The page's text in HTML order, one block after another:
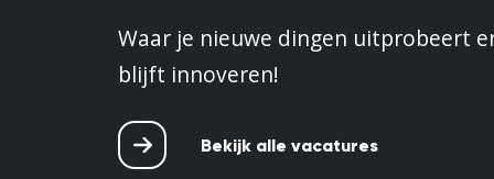
Waar je nieuwe dingen uitprobeert
blijft innoveren!
Bekijk alle vacatures